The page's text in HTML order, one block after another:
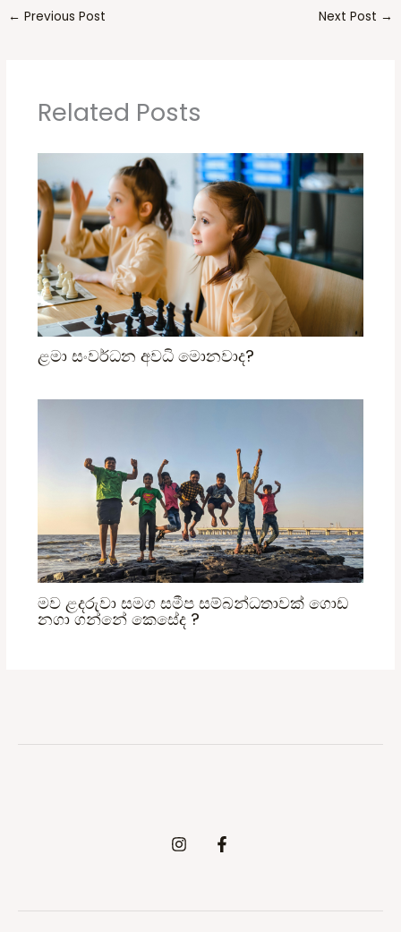
← Previous Post Next Post →
Related Posts
ළමා සංවර්ධන අවධි මොනවාද?
මව ළදරුවා සමග සමීප සම්බන්ධතාවක් ගොඩ
නගා ගන්නේ කෙසේද ?